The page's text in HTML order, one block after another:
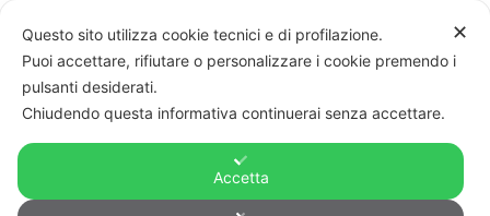
✕
Questo sito utilizza cookie tecnici e di profilazione.
Puoi accettare, rifiutare o personalizzare i cookie premendo i
pulsanti desiderati.
Chiudendo questa informativa continuerai senza accettare.
Accetta